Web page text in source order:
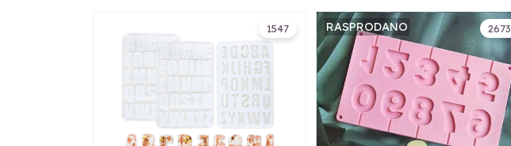
1547 2673
RASPRODANO